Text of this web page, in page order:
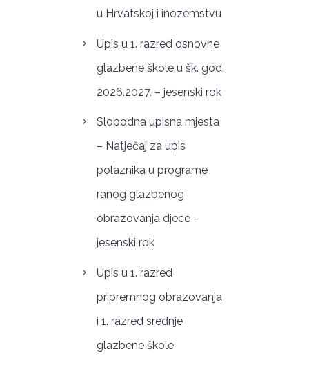
u Hrvatskoj i inozemstvu
Upis u 1. razred osnovne
glazbene škole u šk. god.
2026.2027. – jesenski rok
Slobodna upisna mjesta
– Natječaj za upis
polaznika u programe
ranog glazbenog
obrazovanja djece –
jesenski rok
Upis u 1. razred
pripremnog obrazovanja
i 1. razred srednje
glazbene škole